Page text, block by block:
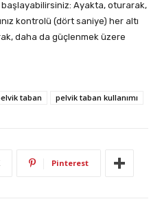
Ayakta, oturarak,
kontrolü (dört saniye) her altı
daha da güçlenmek üzere
taban pelvik taban kullanımı
Pinterest